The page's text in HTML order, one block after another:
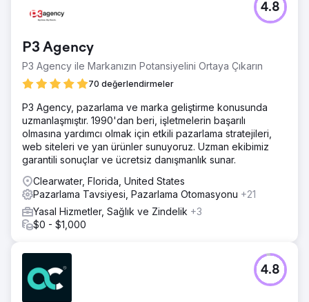
P3 Agency
P3 Agency ile Markanızın Potansiyelini Ortaya Çıkarın
70 değerlendirmeler
4.8
P3 Agency, pazarlama ve marka geliştirme konusunda
uzmanlaşmıştır. 1990'dan beri, işletmelerin başarılı
olmasına yardımcı olmak için etkili pazarlama stratejileri,
web siteleri ve yan ürünler sunuyoruz. Uzman ekibimiz
garantili sonuçlar ve ücretsiz danışmanlık sunar.
Clearwater, Florida, United States
Pazarlama Tavsiyesi, Pazarlama Otomasyonu +21
Yasal Hizmetler, Sağlık ve Zindelik +3
$0 - $1,000
4.8